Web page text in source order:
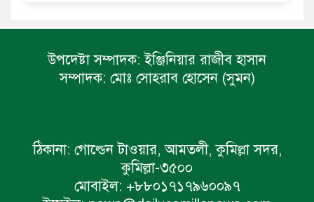
উপদেষ্টা সম্পাদক: ইঞ্জিনিয়ার রাজীব হাসান
সম্পাদক: মোঃ সোহরাব হোসেন (সুমন)
ঠিকানা: গোল্ডেন টাওয়ার, আমতলী, কুমিল্লা সদর,
কুমিল্লা-৩৫০০
মোবাইল: +৮৮০১৭১৭৯৬০০৯৭